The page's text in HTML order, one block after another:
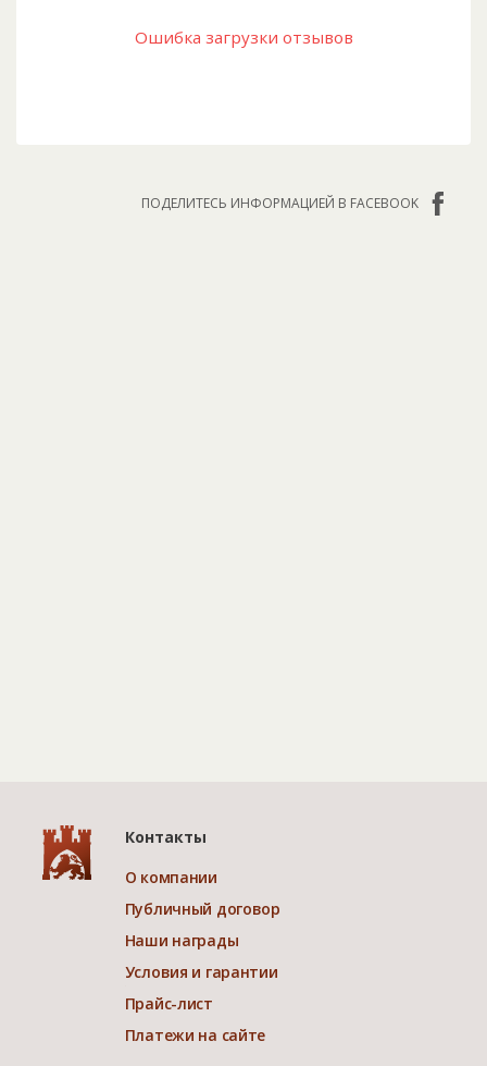
Ошибка загрузки отзывов
ПОДЕЛИТЕСЬ ИНФОРМАЦИЕЙ В FACEBOOK
Контакты
О компании
Публичный договор
Наши награды
Условия и гарантии
Прайс-лист
Платежи на сайте